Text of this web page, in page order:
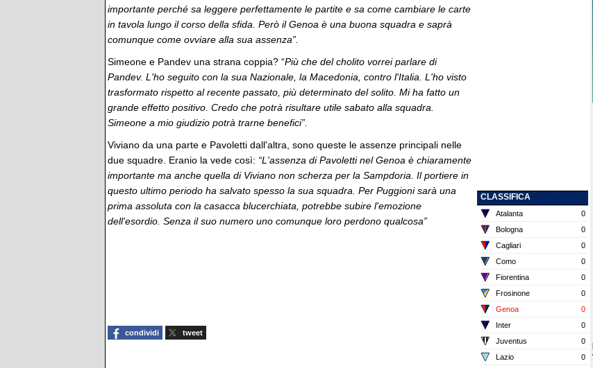
importante perché sa leggere perfettamente le partite e sa come cambiare le carte
in tavola lungo il corso della sfida. Però il Genoa è una buona squadra e saprà
comunque come ovviare alla sua assenza”.
Simeone e Pandev una strana coppia? “Più che del cholito vorrei parlare di
Pandev. L'ho seguito con la sua Nazionale, la Macedonia, contro l'Italia. L'ho visto
trasformato rispetto al recente passato, più determinato del solito. Mi ha fatto un
grande effetto positivo. Credo che potrà risultare utile sabato alla squadra.
Simeone a mio giudizio potrà trarne benefici”.
Viviano da una parte e Pavoletti dall'altra, sono queste le assenze principali nelle
due squadre. Eranio la vede così: “L'assenza di Pavoletti nel Genoa è chiaramente
importante ma anche quella di Viviano non scherza per la Sampdoria. Il portiere in
questo ultimo periodo ha salvato spesso la sua squadra. Per Puggioni sarà una
prima assoluta con la casacca blucerchiata, potrebbe subire l'emozione
dell'esordio. Senza il suo numero uno comunque loro perdono qualcosa”
condividi tweet
CLASSIFICA
Atalanta
0
Bologna
0
Cagliari
0
Como
0
Fiorentina
0
Frosinone
0
Genoa
0
Inter
0
Juventus
0
Lazio
0